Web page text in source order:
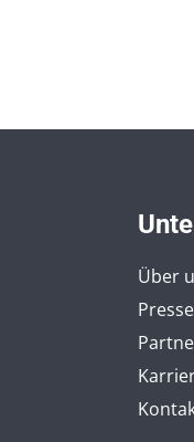
Über
Presse